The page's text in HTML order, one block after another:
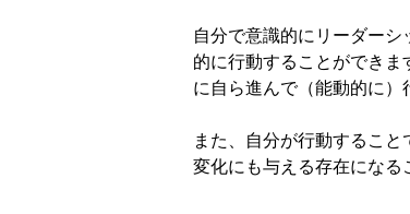
自分で意識的にリーダー
的に行動することができ
に自ら進んで（能動的に）
また、自分が行動するこ
変化にも与える存在になる